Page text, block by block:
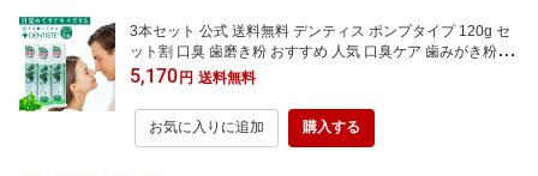
3本セット 公式 送料無料 デンティス ポンプタイプ 120g セ
ット割 口臭 歯磨き粉 おすすめ 人気 口臭ケア 歯みがき粉 は
みがきこ オーラルケア 歯みがき ハミガキ粉 目覚めてすぐ
キス におい 目覚めてすぐ 息ケア ミント リベルタ
5,170円 送料無料
お気に入りに追加 購入する